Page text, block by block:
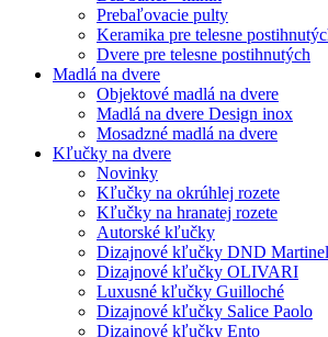
Prebaľovacie pulty
Keramika pre telesne
Dvere pre telesne postihnutých
Madlá na dvere
Objektové madlá na dvere
Madlá na dvere Design inox
Mosadzné madlá na dvere
Kľučky na dvere
Novinky
Kľučky na okrúhlej rozete
Kľučky na hranatej rozete
Autorské kľučky
Dizajnové kľučky DND
Dizajnové kľučky OLIVARI
Luxusné kľučky Guilloché
Dizajnové kľučky Salice Paolo
Dizajnové kľučky Ento